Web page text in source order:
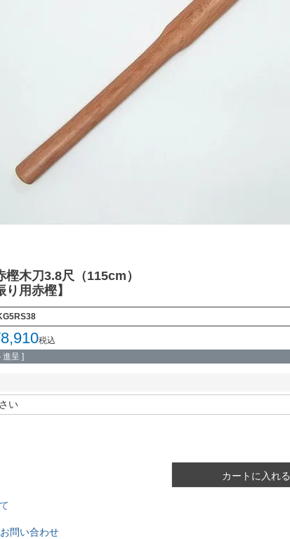
木刀3.8尺（115cm）
り用赤樫】
8,910税込
進呈 ]
カートに入れる
問い合わせ